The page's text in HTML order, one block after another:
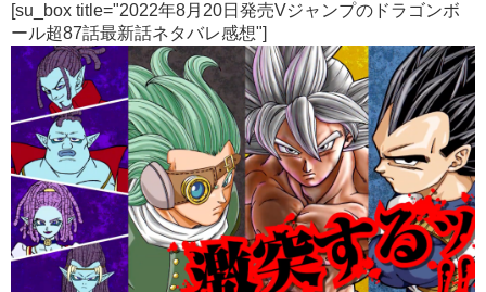
[su_box title="2022年8月20日発売Vジャンプのドラゴンボ
ール超87話最新話ネタバレ感想"]